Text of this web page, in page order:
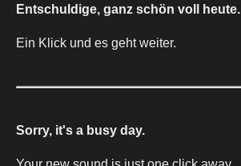
Entschuldige, ganz schön voll heute.
Ein Klick und es geht weiter.
Sorry, it's a busy day.